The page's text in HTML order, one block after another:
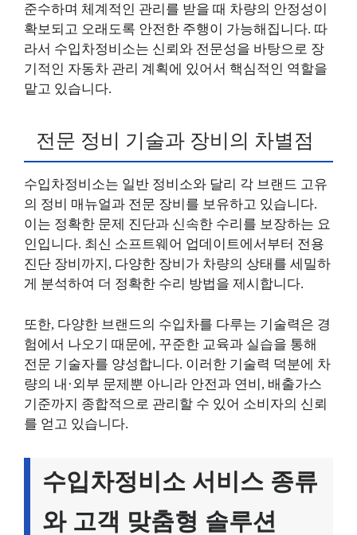
준수하며 체계적인 관리를 받을 때 차량의 안정성이
확보되고 오래도록 안전한 주행이 가능해집니다. 따
라서 수입차정비소는 신뢰와 전문성을 바탕으로 장
기적인 자동차 관리 계획에 있어서 핵심적인 역할을
맡고 있습니다.
전문 정비 기술과 장비의 차별점
수입차정비소는 일반 정비소와 달리 각 브랜드 고유
의 정비 매뉴얼과 전문 장비를 보유하고 있습니다.
이는 정확한 문제 진단과 신속한 수리를 보장하는 요
인입니다. 최신 소프트웨어 업데이트에서부터 전용
진단 장비까지, 다양한 장비가 차량의 상태를 세밀하
게 분석하여 더 정확한 수리 방법을 제시합니다.
또한, 다양한 브랜드의 수입차를 다루는 기술력은 경
험에서 나오기 때문에, 꾸준한 교육과 실습을 통해
전문 기술자를 양성합니다. 이러한 기술력 덕분에 차
량의 내·외부 문제뿐 아니라 안전과 연비, 배출가스
기준까지 종합적으로 관리할 수 있어 소비자의 신뢰
를 얻고 있습니다.
수입차정비소 서비스 종류
와 고객 맞춤형 솔루션